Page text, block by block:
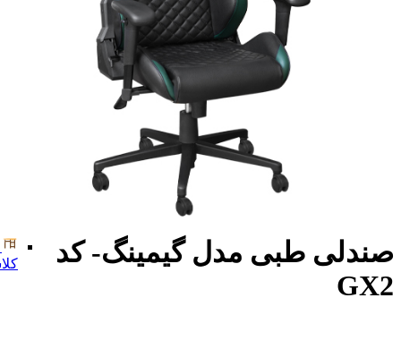
صندلی طبی مدل گیمینگ- کد
GX2